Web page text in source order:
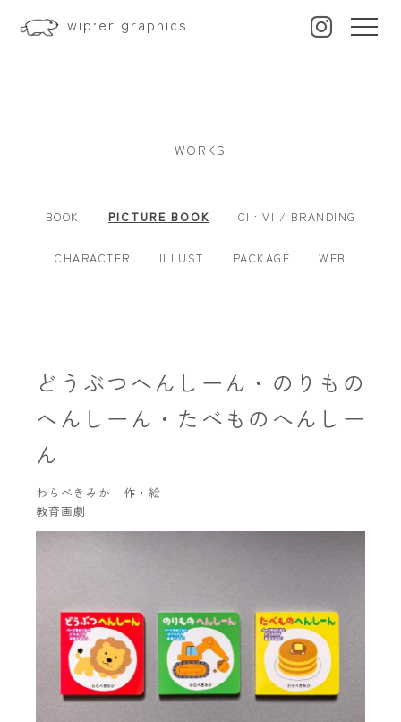
wip·er graphics
WORKS
BOOK PICTURE BOOK CI · VI / BRANDING
CHARACTER ILLUST PACKAGE WEB
どうぶつへんしーん・のりもの
へんしーん・たべものへんしー
ん
わらべきみか 作・絵
教育画劇